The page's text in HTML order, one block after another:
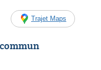
Trajet Maps